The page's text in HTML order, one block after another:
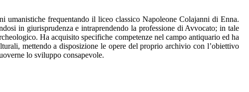
umanistiche frequentando il liceo classico Napoleone Colajanni di Enna.
in giurisprudenza e intraprendendo la professione di Avvocato; in tale
Ha acquisito specifiche competenze nel campo antiquario ed ha
mettendo a disposizione le opere del proprio archivio con l’obiettivo
lo sviluppo consapevole.